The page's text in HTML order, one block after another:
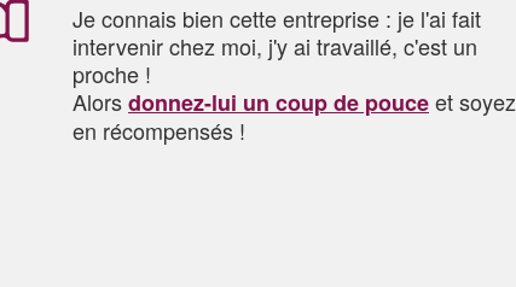
Je connais bien cette entreprise : je l'ai fait
intervenir chez moi, j'y ai travaillé, c'est un
proche !
Alorsdonnez-lui un coup de pouceet soyez
en récompensés !